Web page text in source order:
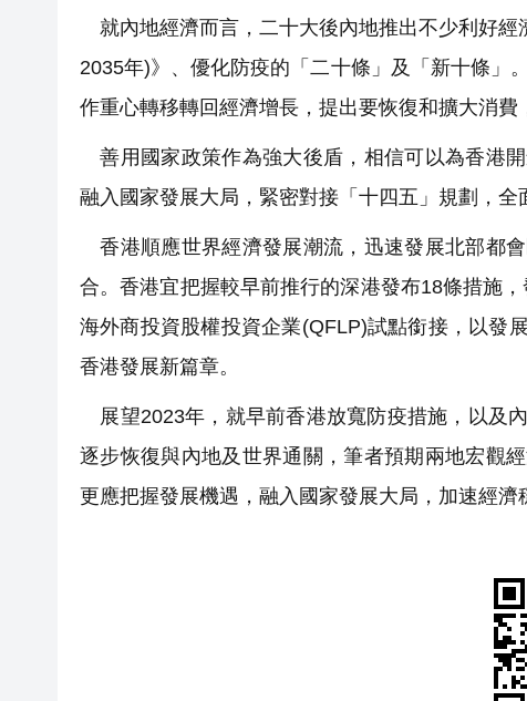
就內地經濟而言，二十大後內地推出不少利好
2035年)》、優化防疫的「二十條」及「新十條」
作重心轉移轉回經濟增長，提出要恢復和擴大消費
善用國家政策作為強大後盾，相信可以為香港
融入國家發展大局，緊密對接「十四五」規劃，
香港順應世界經濟發展潮流，迅速發展北部都
合。香港宜把握較早前推行的深港發布18條措施
海外商投資股權投資企業(QFLP)試點銜接，以發
香港發展新篇章。
展望2023年，就早前香港放寬防疫措施，以及
逐步恢復與內地及世界通關，筆者預期兩地宏觀
更應把握發展機遇，融入國家發展大局，加速經